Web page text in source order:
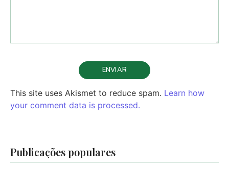
This site uses Akismet to reduce spam. Learn how
your comment data is processed.
Publicações populares
FULL